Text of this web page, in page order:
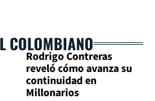
COLOMBIANO
Rodrigo Contreras
reveló cómo avanza su
continuidad en
Millonarios